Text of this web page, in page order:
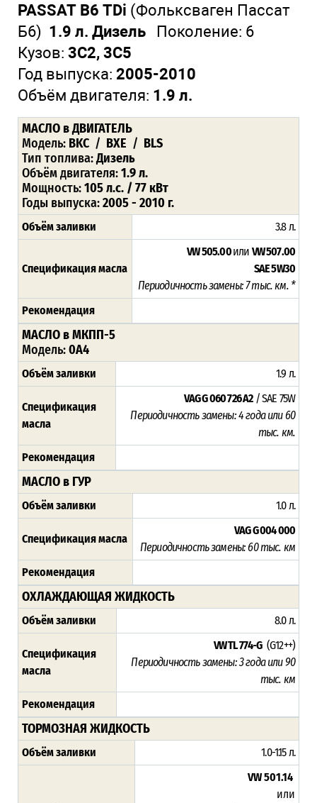
PASSAT B6 TDi (Фольксваген Пассат
Б6) 1.9 л. Дизель
Поколение: 6
Кузов: 3C2, 3C5
Год выпуска: 2005-2010
Объём двигателя: 1.9 л.
МАСЛО в ДВИГАТЕЛЬ
Модель: BKC / BXE / BLS
Тип топлива:Дизель
Объём двигателя:1.9 л.
Мощность:105 л.с. / 77 кВт
Годы выпуска:2005 - 2010 г.
Объём заливки 3.8 л.
Спецификация масла
VW 505.00или VW 507.00
SAE5W30
Периодичность замены: 7 тыс. км. *
Рекомендация
МАСЛО в МКПП-5
Модель:0A4
Объём заливки 1.9 л.
Спецификация
масла
VAG G 060 726 A2/ SAE 75W
Периодичность замены: 4 года или 60
тыс. км.
Рекомендация
МАСЛО в ГУР
Объём заливки 1.0 л.
Спецификация масла
VAG G 004 000
Периодичность замены:60 тыс. км
Рекомендация
ОХЛАЖДАЮЩАЯ ЖИДКОСТЬ
Объём заливки 8.0 л.
Спецификация
масла
VW TL 774-G(G12++)
Периодичность замены: 3 года или 90
тыс. км
Рекомендация
ТОРМОЗНАЯ ЖИДКОСТЬ
Объём заливки 1.0-1.15 л.
VW 501.14
или